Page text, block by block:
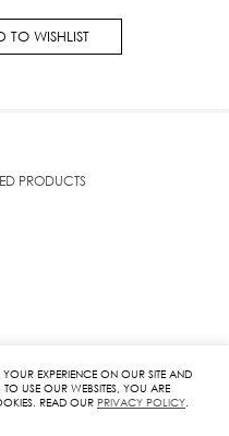
TO WISHLIST
PRODUCTS
EXPERIENCE ON OUR SITE AND
USE OUR WEBSITES, YOU ARE
READ OUR PRIVACY POLICY.